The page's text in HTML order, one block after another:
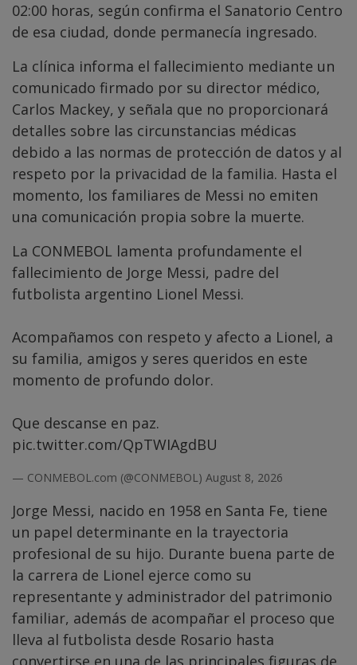
02:00 horas, según confirma el Sanatorio Centro
de esa ciudad, donde permanecía ingresado.
La clínica informa el fallecimiento mediante un
comunicado firmado por su director médico,
Carlos Mackey, y señala que no proporcionará
detalles sobre las circunstancias médicas
debido a las normas de protección de datos y al
respeto por la privacidad de la familia. Hasta el
momento, los familiares de Messi no emiten
una comunicación propia sobre la muerte.
La CONMEBOL lamenta profundamente el
fallecimiento de Jorge Messi, padre del
futbolista argentino Lionel Messi.
Acompañamos con respeto y afecto a Lionel, a
su familia, amigos y seres queridos en este
momento de profundo dolor.
Que descanse en paz.
pic.twitter.com/QpTWIAgdBU
— CONMEBOL.com (@CONMEBOL) August 8, 2026
Jorge Messi, nacido en 1958 en Santa Fe, tiene
un papel determinante en la trayectoria
profesional de su hijo. Durante buena parte de
la carrera de Lionel ejerce como su
representante y administrador del patrimonio
familiar, además de acompañar el proceso que
lleva al futbolista desde Rosario hasta
convertirse en una de las principales figuras de